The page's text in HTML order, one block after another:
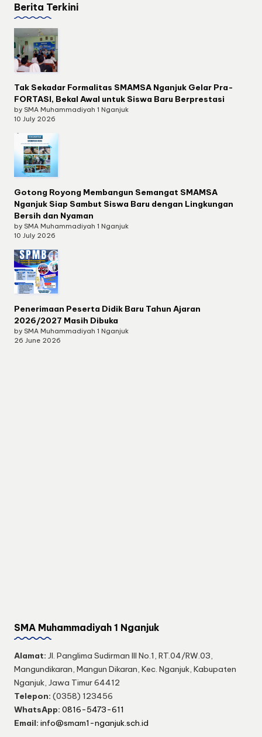
Berita Terkini
Tak Sekadar Formalitas SMAMSA Nganjuk Gelar Pra-
FORTASI, Bekal Awal untuk Siswa Baru Berprestasi
by SMA Muhammadiyah 1 Nganjuk
10 July 2026
Gotong Royong Membangun Semangat SMAMSA
Nganjuk Siap Sambut Siswa Baru dengan Lingkungan
Bersih dan Nyaman
by SMA Muhammadiyah 1 Nganjuk
10 July 2026
Penerimaan Peserta Didik Baru Tahun Ajaran
2026/2027 Masih Dibuka
by SMA Muhammadiyah 1 Nganjuk
26 June 2026
SMA Muhammadiyah 1 Nganjuk
Alamat: Jl. Panglima Sudirman III No.1, RT.04/RW.03,
Mangundikaran, Mangun Dikaran, Kec. Nganjuk, Kabupaten
Nganjuk, Jawa Timur 64412
Telepon: (0358) 123456
WhatsApp: 0816-5473-611
Email: info@smam1-nganjuk.sch.id